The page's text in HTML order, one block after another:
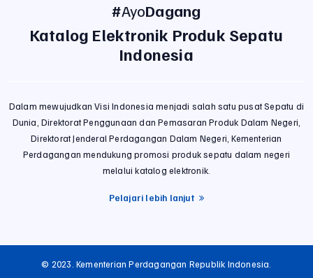
#AyoDagang
Katalog Elektronik Produk Sepatu
Indonesia
Dalam mewujudkan Visi Indonesia menjadi salah satu pusat Sepatu di
Dunia, Direktorat Penggunaan dan Pemasaran Produk Dalam Negeri,
Direktorat Jenderal Perdagangan Dalam Negeri, Kementerian
Perdagangan mendukung promosi produk sepatu dalam negeri
melalui katalog elektronik.
Pelajari lebih lanjut
© 2023. Kementerian Perdagangan Republik Indonesia.